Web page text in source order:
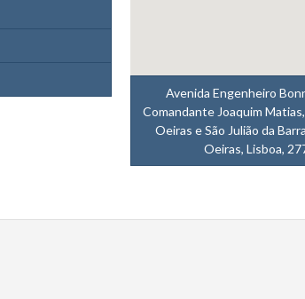
Avenida Engenheiro
Comandante Joaquim
Oeiras e São Julião da
Oeiras, Lisboa,